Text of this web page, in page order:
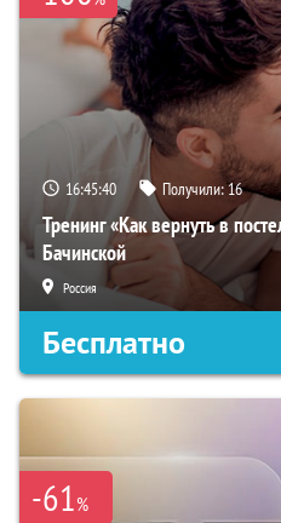
16:45:39 Получили:16
Тренинг «Как вернуть в
Бачинской
Россия
Бесплатно
-61%